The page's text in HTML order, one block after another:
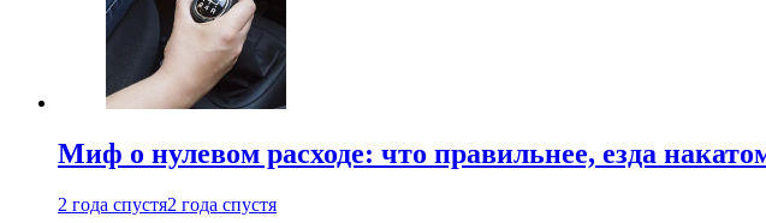
Миф о нулевом расходе: что правильнее, езда
2 года спустя2 года спустя